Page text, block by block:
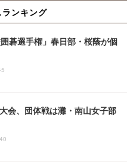
ランキング
碁選手権」春日部・桜蔭が個
会、団体戦は灘・南山女子部